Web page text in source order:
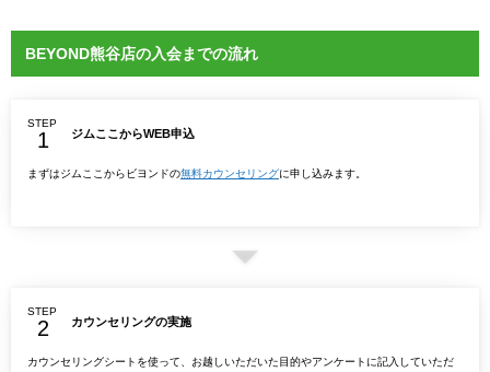
BEYOND熊谷店の入会までの流れ
STEP
ジムここからWEB申込
まずはジムここからビヨンドの無料カウンセリングに申し込みます。
STEP
カウンセリングの実施
カウンセリングシートを使って、お越しいただいた目的やアンケートに記入していただ